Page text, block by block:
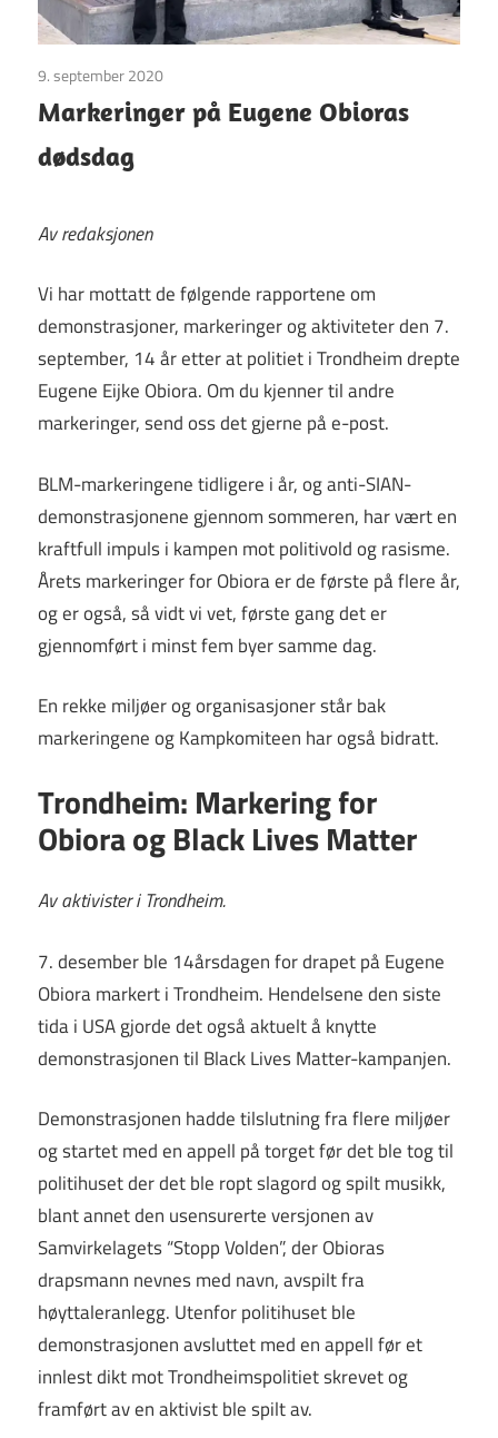
9. september 2020
Markeringer på Eugene Obioras
dødsdag
Av redaksjonen
Vi har mottatt de følgende rapportene om
demonstrasjoner, markeringer og aktiviteter den 7.
september, 14 år etter at politiet i Trondheim drepte
Eugene Eijke Obiora. Om du kjenner til andre
markeringer, send oss det gjerne på e-post.
BLM-markeringene tidligere i år, og anti-SIAN-
demonstrasjonene gjennom sommeren, har vært en
kraftfull impuls i kampen mot politivold og rasisme.
Årets markeringer for Obiora er de første på flere år,
og er også, så vidt vi vet, første gang det er
gjennomført i minst fem byer samme dag.
En rekke miljøer og organisasjoner står bak
markeringene og Kampkomiteen har også bidratt.
Trondheim: Markering for
Obiora og Black Lives Matter
Av aktivister i Trondheim.
7. desember ble 14årsdagen for drapet på Eugene
Obiora markert i Trondheim. Hendelsene den siste
tida i USA gjorde det også aktuelt å knytte
demonstrasjonen til Black Lives Matter-kampanjen.
Demonstrasjonen hadde tilslutning fra flere miljøer
og startet med en appell på torget før det ble tog til
politihuset der det ble ropt slagord og spilt musikk,
blant annet den usensurerte versjonen av
Samvirkelagets “Stopp Volden”, der Obioras
drapsmann nevnes med navn, avspilt fra
høyttaleranlegg. Utenfor politihuset ble
demonstrasjonen avsluttet med en appell før et
innlest dikt mot Trondheimspolitiet skrevet og
framført av en aktivist ble spilt av.